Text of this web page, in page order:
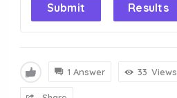
Submit Results
1 Answer 33 Views